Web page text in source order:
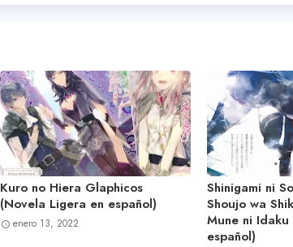
Kuro no Hiera Glaphicos
(Novela Ligera en español)
enero 13, 2022
Shinigami ni
Shoujo wa
Mune ni
español)